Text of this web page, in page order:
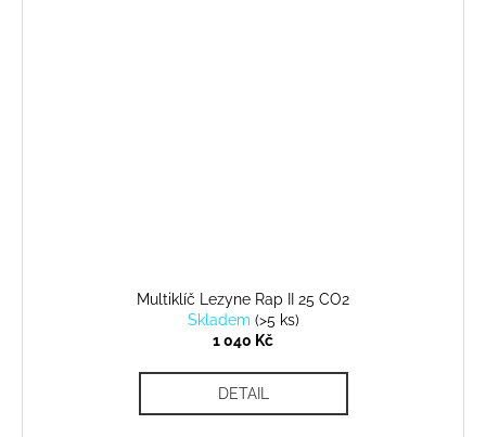
Multiklíč Lezyne Rap II 25 CO2
Skladem (>5 ks)
1 040 Kč
DETAIL